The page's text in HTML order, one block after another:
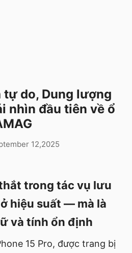
do, Dung lượng
nhìn đầu tiên về ổ
12,2025
trong tác vụ lưu
hiệu suất — mà là
và tính ổn định
15 Pro, được trang bị